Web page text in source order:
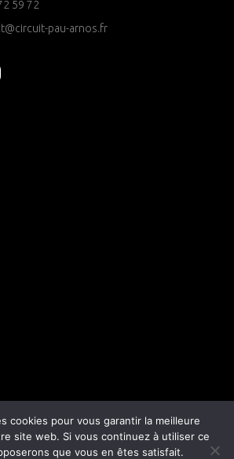
59 72
pau-arnos.fr
cookies pour vous garantir la meilleure
site web. Si vous continuez à utiliser ce
que vous en êtes satisfait.